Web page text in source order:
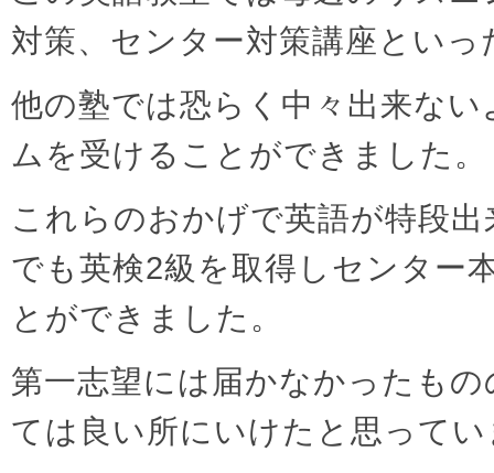
対策、センター対策講座といっ
他の塾では恐らく中々出来な
ムを受けることができました。
これらのおかげで英語が特段
でも英検2級を取得しセンター
とができました。
第一志望には届かなかったも
ては良い所にいけたと思って